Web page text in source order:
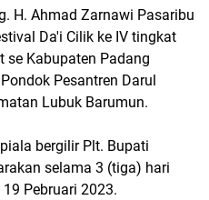
H. Ahmad Zarnawi Pasaribu
Da'i Cilik ke IV tingkat
Kabupaten Padang
Pesantren Darul
Lubuk Barumun.
bergilir Plt. Bupati
selama 3 (tiga) hari
Pebruari 2023.